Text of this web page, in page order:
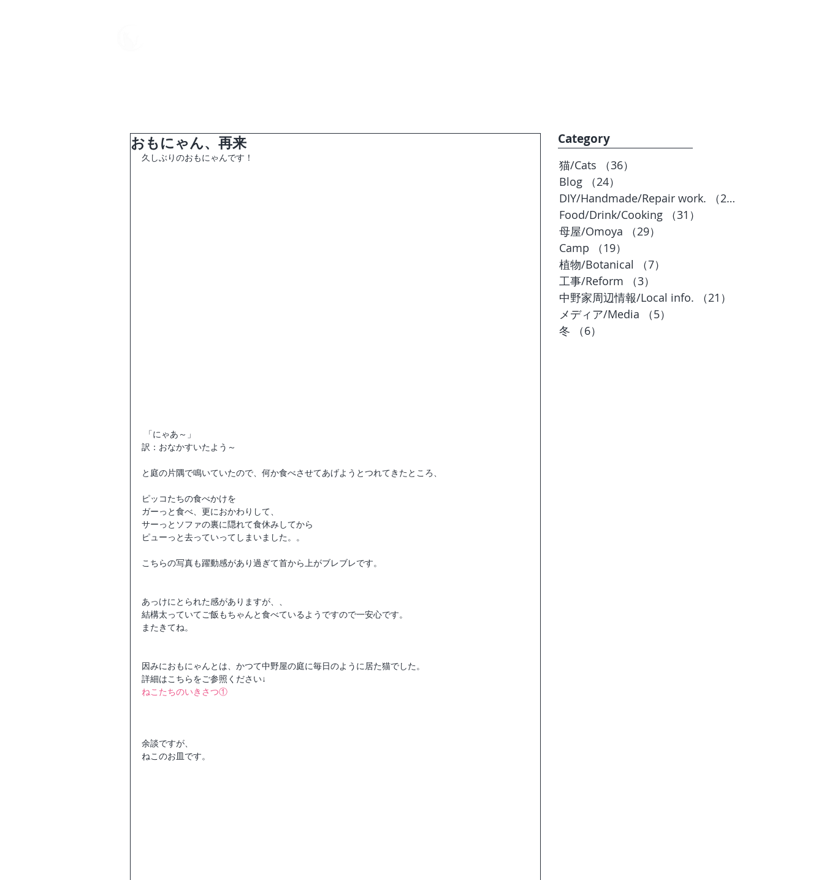
おもにゃん、再来
久しぶりのおもにゃんです！
「にゃあ～」
訳：おなかすいたよう～
と庭の片隅で鳴いていたので、何か食べさせてあげようとつれてきたところ、
ピッコたちの食べかけを
ガーっと食べ、更におかわりして、
サーっとソファの裏に隠れて食休みしてから
ピューっと去っていってしまいました。。
こちらの写真も躍動感があり過ぎて首から上がブレブレです。
あっけにとられた感がありますが、、
結構太っていてご飯もちゃんと食べているようですので一安心です。
またきてね。
因みにおもにゃんとは、かつて中野屋の庭に毎日のように居た猫でした。
詳細はこちらをご参照ください↓
ねこたちのいきさつ①
余談ですが、
ねこのお皿です。
Category
猫/Cats （36）
Blog
（24）
DIY/Handmade/Repair work.
（20）
Food/Drink/Cooking
（31）
母屋/Omoya
（29）
Camp
（19）
植物/Botanical
（7）
工事/Reform
（3）
中野家周辺情報/Local info.
（21）
メディア/Media
（5）
冬
（6）